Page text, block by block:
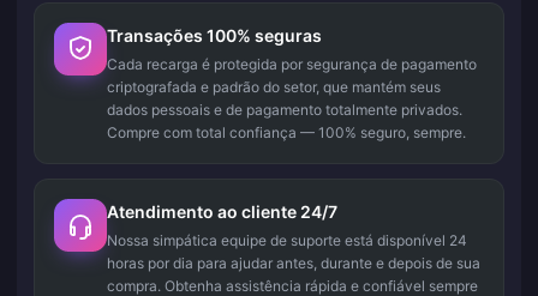
Transações 100% seguras
Cada recarga é protegida por segurança de pagamento
criptografada e padrão do setor, que mantém seus
dados pessoais e de pagamento totalmente privados.
Compre com total confiança — 100% seguro, sempre.
Atendimento ao cliente 24/7
Nossa simpática equipe de suporte está disponível 24
horas por dia para ajudar antes, durante e depois de sua
compra. Obtenha assistência rápida e confiável sempre